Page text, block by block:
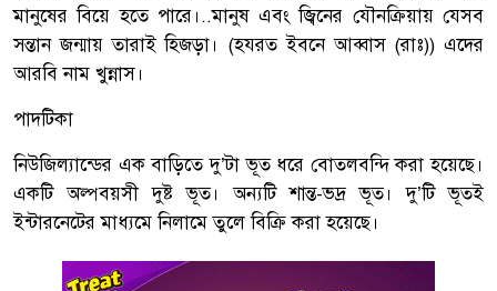
মানুষের বিয়ে হতে পারে।..মানুষ এবং জ্বিনের যৌনক্রিয়ায় যেসব
সন্তান জন্মায় তারাই হিজড়া। (হযরত ইবনে আব্বাস (রাঃ)) এদের
আরবি নাম খুন্নাস।
পাদটিকা
নিউজিল্যান্ডের এক বাড়িতে দু’টা ভূত ধরে বোতলবন্দি করা হয়েছে।
একটি অল্পবয়সী দুষ্ট ভূত। অন্যটি শান্ত-ভদ্র ভূত। দু’টি ভূতই
ইন্টারনেটের মাধ্যমে নিলামে তুলে বিক্রি করা হয়েছে।